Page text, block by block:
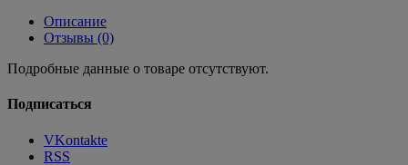
Описание
Отзывы (0)
Подробные данные о товаре отсутствуют.
Подписаться
VKontakte
RSS